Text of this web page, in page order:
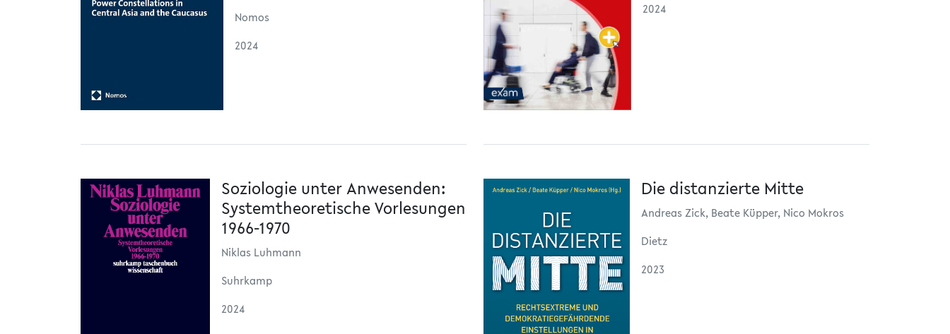
Nomos
2024
2024
Soziologie unter Anwesenden:
Systemtheoretische Vorlesungen
1966-1970
Niklas Luhmann
Suhrkamp
2024
Die distanzierte Mitte
Andreas Zick, Beate Küpper, Nico Mokros
Dietz
2023